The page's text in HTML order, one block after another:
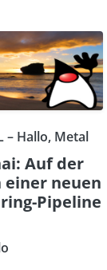
– Hallo, Metal
Auf der
einer neuen
Pipeline